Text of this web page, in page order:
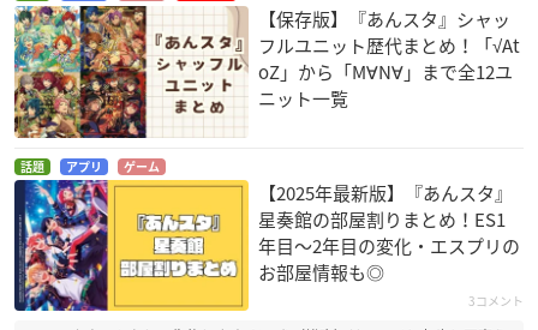
【保存版】『あんスタ』シャッ
フルユニット歴代まとめ！「√At
oZ」から「M∀N∀」まで全12ユ
ニット一覧
話題 アプリ ゲーム
【2025年最新版】『あんスタ』
星奏館の部屋割りまとめ！ES1
年目〜2年目の変化・エスプリの
お部屋情報も◎
3コメント